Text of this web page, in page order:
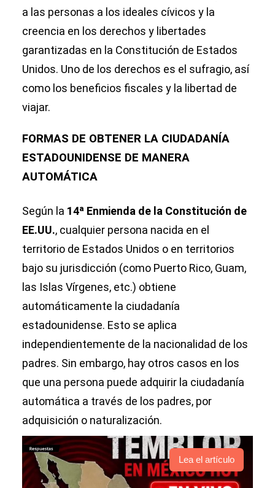
a las personas a los ideales cívicos y la
creencia en los derechos y libertades
garantizadas en la Constitución de Estados
Unidos. Uno de los derechos es el sufragio, así
como los beneficios fiscales y la libertad de
viajar.
FORMAS DE OBTENER LA CIUDADANÍA
ESTADOUNIDENSE DE MANERA
AUTOMÁTICA
Según la 14ª Enmienda de la Constitución de
EE.UU., cualquier persona nacida en el
territorio de Estados Unidos o en territorios
bajo su jurisdicción (como Puerto Rico, Guam,
las Islas Vírgenes, etc.) obtiene
automáticamente la ciudadanía
estadounidense. Esto se aplica
independientemente de la nacionalidad de los
padres. Sin embargo, hay otros casos en los
que una persona puede adquirir la ciudadanía
automática a través de los padres, por
adquisición o naturalización.
Lea el artículo